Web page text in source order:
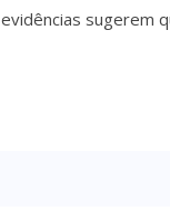
sugerem